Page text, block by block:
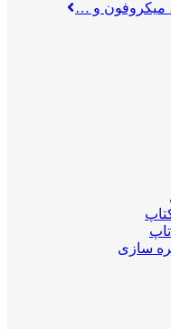
میکروفون و …
سازی